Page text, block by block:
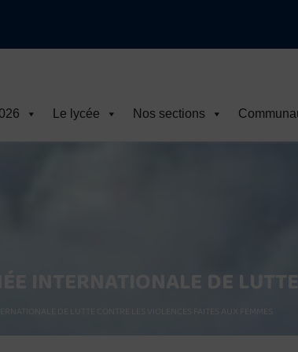
Le lycée Nos sections
INTERNATIONALE DE